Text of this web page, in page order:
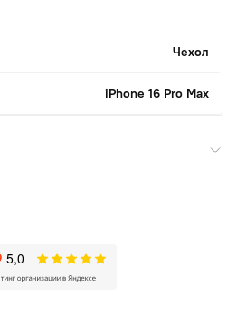
Чехол
iPhone 16 Pro Max